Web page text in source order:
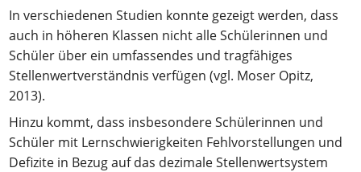
In verschiedenen Studien konnte gezeigt werden, dass
auch in höheren Klassen nicht alle Schülerinnen und
Schüler über ein umfassendes und tragfähiges
Stellenwertverständnis verfügen (vgl. Moser Opitz,
2013).
Hinzu kommt, dass insbesondere Schülerinnen und
Schüler mit Lernschwierigkeiten Fehlvorstellungen und
Defizite in Bezug auf das dezimale Stellenwertsystem